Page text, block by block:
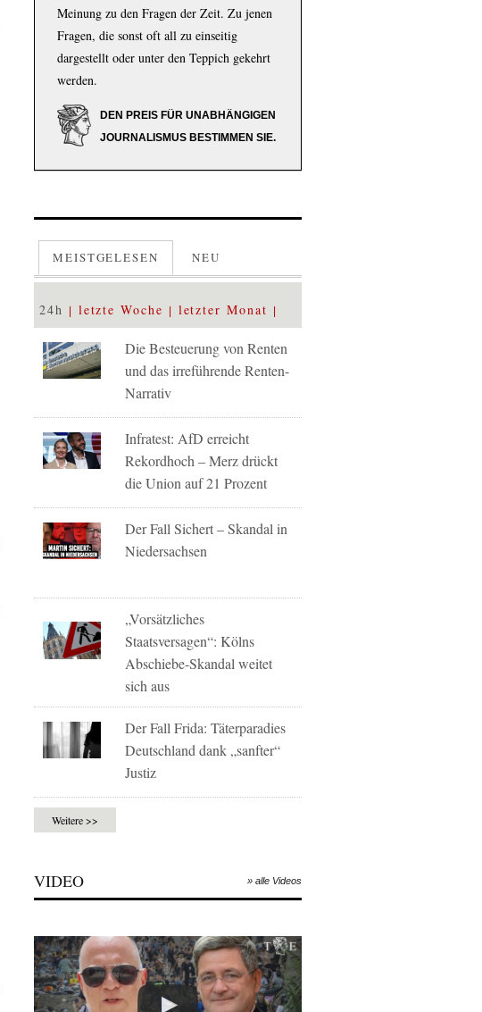
Meinung zu den Fragen der Zeit. Zu jenen
Fragen, die sonst oft all zu einseitig
dargestellt oder unter den Teppich gekehrt
werden.
DEN PREIS FÜR UNABHÄNGIGEN
JOURNALISMUS BESTIMMEN SIE.
MEISTGELESEN NEU
24h letzte Woche letzter Monat
Die Besteuerung von Renten
und das irreführende Renten-
Narrativ
Infratest: AfD erreicht
Rekordhoch – Merz drückt
die Union auf 21 Prozent
Der Fall Sichert – Skandal in
Niedersachsen
„Vorsätzliches
Staatsversagen“: Kölns
Abschiebe-Skandal weitet
sich aus
Der Fall Frida: Täterparadies
Deutschland dank „sanfter“
Justiz
Weitere >>
VIDEO » alle Videos